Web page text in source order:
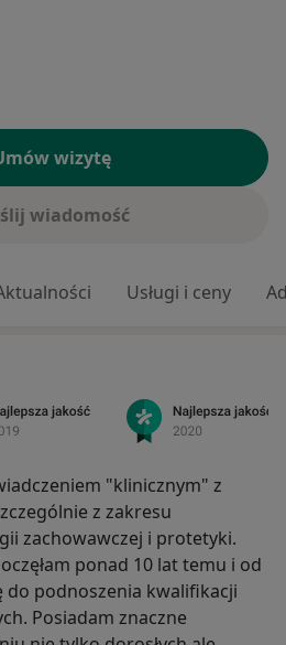
wizytę
wiadomość
Usługi i ceny
"klinicznym" z
z zakresu
zachowawczej i protetyki.
ponad 10 lat temu i od
do podnoszenia kwalifikacji
Posiadam znaczne